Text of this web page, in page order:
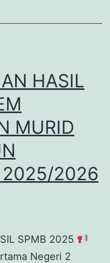
HASIL
MURID
2025/2026
SPMB 2025
Negeri 2